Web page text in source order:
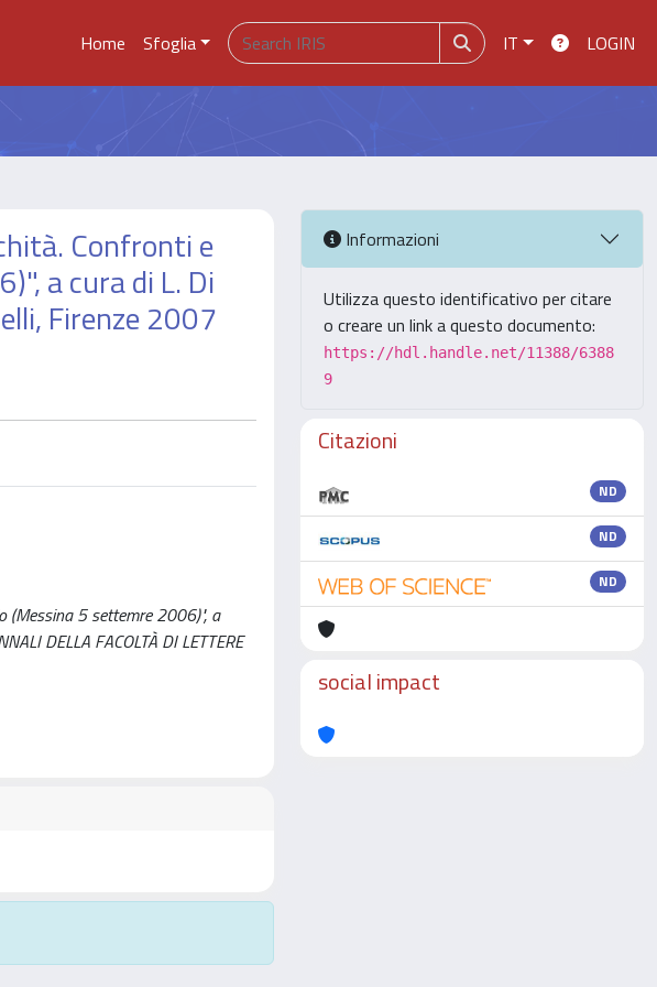
Home Sfoglia IT LOGIN
Confronti e
a cura di L. Di
Firenze 2007
(Messina 5 settemre 2006)", a
DELLA FACOLTÀ DI LETTERE
Informazioni
Utilizza questo identificativo per citare
o creare un link a questo documento:
https://hdl.handle.net/11388/6388
9
Citazioni
ND
ND
ND
social impact